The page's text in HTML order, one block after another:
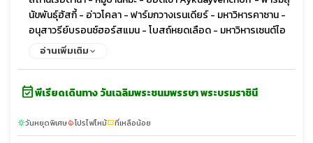
นัขพันธุ์ฮัสกี้ - อ่าวโคลา - ฟาร์มกวางเรนเดียร์ - มหาวิหารคาซาน -
อนุสาวรีย์บรอนซ์ฮอร์สแมน - โบสถ์หยดเลือด - มหาวิหารเซนต์ไอ
แซค - พระราชวังปีเตอร์ฮอฟ - พิพิธภัณฑ์เฮอร์มิเทจ - พระราชวัง
อ่านเพิ่มเติม
event_availableพีเรียดเดินทาง วันเฉลิมพระชนมพรรษา พระบรมราชินี
sunnyวันหยุดพิเศษlocal_fire_departmentโปรไฟไหม้confirmation_numberที่เหลือน้อย